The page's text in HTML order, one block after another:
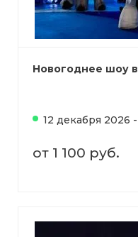
Новогоднее шоу
12 декабря 2026
от 1 100 руб.